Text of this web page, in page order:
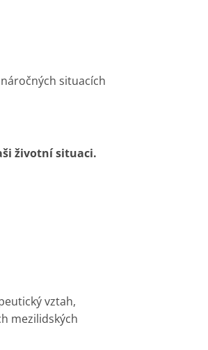
situacích
životní situaci.
vztah,
mezilidských